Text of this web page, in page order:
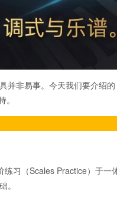
并非易事。今天我们要介绍
习（Scales Practice）于一
。